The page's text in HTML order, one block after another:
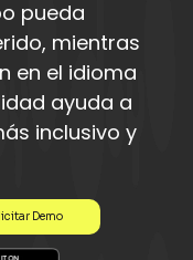
pueda
mientras
en el idioma
ayuda a
inclusivo y
Demo